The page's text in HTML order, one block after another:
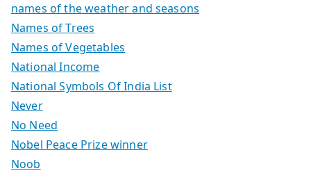
names of the weather and seasons
Names of Trees
Names of Vegetables
National Income
National Symbols Of India List
Never
No Need
Nobel Peace Prize winner
Noob